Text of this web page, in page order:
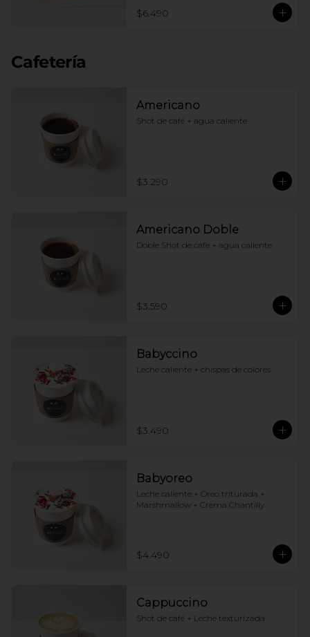
$6.490
Cafetería
Americano
Shot de café + agua caliente
$3.290
Americano Doble
Doble Shot de cafe + agua caliente
$3.590
Babyccino
Leche caliente + chispas de colores
$3.490
Babyoreo
Leche caliente + Oreo triturada +
Marshmallow + Crema Chantilly
$4.490
Cappuccino
Shot de café + Leche texturizada